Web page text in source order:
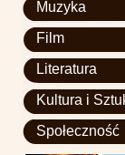
Muzyka
Film
Literatura
Kultura i
Społeczność